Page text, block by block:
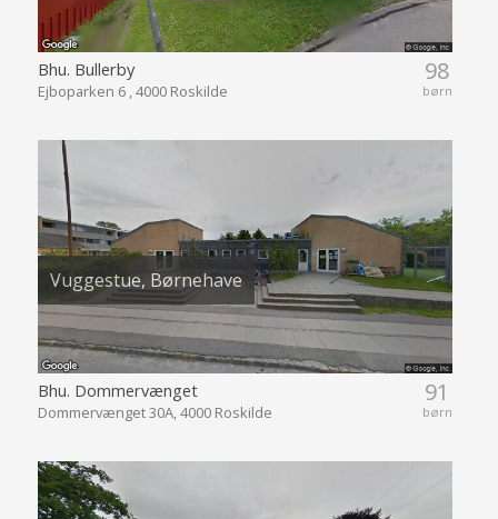
98
børn
Bhu. Bullerby
Ejboparken 6 , 4000 Roskilde
Vuggestue, Børnehave
91
børn
Bhu. Dommervænget
Dommervænget 30A, 4000 Roskilde